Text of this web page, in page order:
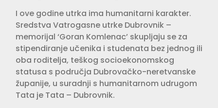
I ove godine utrka ima humanitarni karakter.
Sredstva Vatrogasne utrke Dubrovnik –
memorijal ‘Goran Komlenac’ skupljaju se za
stipendiranje učenika i studenata bez jednog ili
oba roditelja, teškog socioekonomskog
statusa s područja Dubrovačko-neretvanske
županije, u suradnji s humanitarnom udrugom
Tata je Tata – Dubrovnik.